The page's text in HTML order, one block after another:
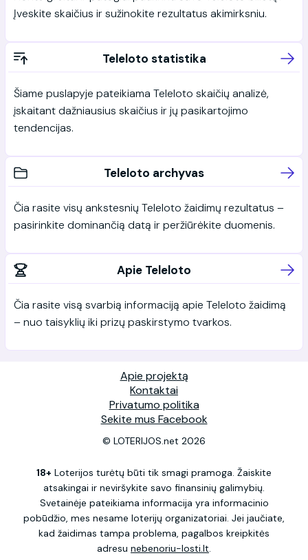
Įveskite skaičius ir sužinokite rezultatus akimirksniu.
Teleloto statistika
Šiame puslapyje pateikiama Teleloto skaičių analizė,
įskaitant dažniausius skaičius ir jų pasikartojimo
tendencijas.
Teleloto archyvas
Čia rasite visų ankstesnių Teleloto žaidimų rezultatus –
pasirinkite dominančią datą ir peržiūrėkite duomenis.
Apie Teleloto
Čia rasite visą svarbią informaciją apie Teleloto žaidimą
– nuo taisyklių iki prizų paskirstymo tvarkos.
Apie projektą
Kontaktai
Privatumo politika
Sekite mus Facebook
© LOTERIJOS.net 2026
18+ Loterijos turėtų būti tik smagi pramoga. Žaiskite
atsakingai ir neviršykite savo finansinių galimybių.
Svetainėje pateikiama informacija yra informacinio
pobūdžio, mes nesame loterijų organizatoriai. Jei jaučiate,
kad žaidimas tampa problema, pagalbos kreipkitės
adresu nebenoriu-losti.lt.